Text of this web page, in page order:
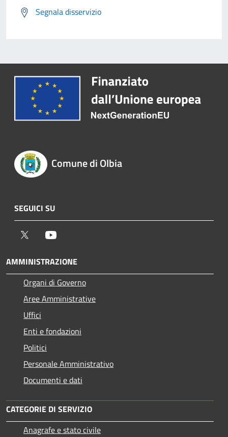
Segnala disservizio
Comune di Olbia
SEGUICI SU
Twitter
AMMINISTRAZIONE
Organi di Governo
Aree Amministrative
Uffici
Enti e fondazioni
Politici
Personale Amministrativo
Documenti e dati
CATEGORIE DI SERVIZIO
Anagrafe e stato civile